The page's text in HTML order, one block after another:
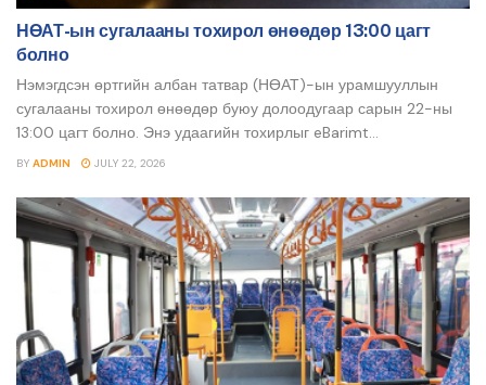
НӨАТ-ын сугалааны тохирол өнөөдөр 13:00 цагт
болно
Нэмэгдсэн өртгийн албан татвар (НӨАТ)-ын урамшууллын
сугалааны тохирол өнөөдөр буюу долоодугаар сарын 22-ны
13:00 цагт болно. Энэ удаагийн тохирлыг eBarimt...
BY ADMIN JULY 22, 2026